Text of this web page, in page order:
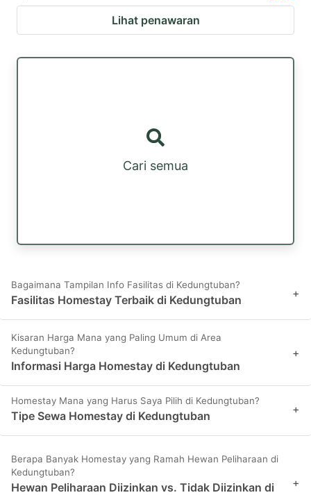
Lihat penawaran
Cari semua
Bagaimana Tampilan Info Fasilitas di Kedungtuban?
Fasilitas Homestay Terbaik di Kedungtuban +
Kisaran Harga Mana yang Paling Umum di Area
Kedungtuban?
Informasi Harga Homestay di Kedungtuban
+
Homestay Mana yang Harus Saya Pilih di Kedungtuban?
Tipe Sewa Homestay di Kedungtuban +
Berapa Banyak Homestay yang Ramah Hewan Peliharaan di
Kedungtuban?
Hewan Peliharaan Diizinkan vs. Tidak Diizinkan di
+